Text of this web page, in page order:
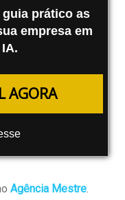
prático as
empresa em
AGORA
relevantes
que o usuário
mas também
Agência Mestre.